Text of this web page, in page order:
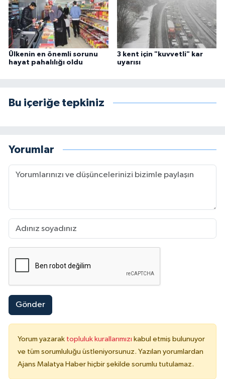
Ülkenin en önemli sorunu
hayat pahalılığı oldu
3 kent için "kuvvetli" kar
uyarısı
Bu içeriğe tepkiniz
Yorumlar
Gönder
Yorum yazarak topluluk kurallarımızı kabul etmiş bulunuyor
ve tüm sorumluluğu üstleniyorsunuz. Yazılan yorumlardan
Ajans Malatya Haber hiçbir şekilde sorumlu tutulamaz.